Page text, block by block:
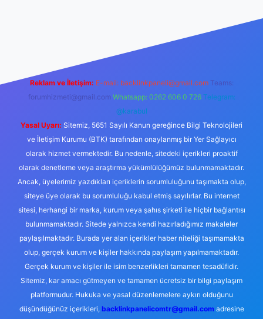
Reklam ve İletişim: E-mail: backlinkpaneli@gmail.com Teams:
forumhizmeti@gmail.com Whatsapp: 0262 606 0 726 Telegram:
@karabul
Yasal Uyarı: Sitemiz, 5651 Sayılı Kanun gereğince Bilgi Teknolojileri
ve İletişim Kurumu (BTK) tarafından onaylanmış bir Yer Sağlayıcı
olarak hizmet vermektedir. Bu nedenle, sitedeki içerikleri proaktif
olarak denetleme veya araştırma yükümlülüğümüz bulunmamaktadır.
Ancak, üyelerimiz yazdıkları içeriklerin sorumluluğunu taşımakta olup,
siteye üye olarak bu sorumluluğu kabul etmiş sayılırlar. Bu internet
sitesi, herhangi bir marka, kurum veya şahıs şirketi ile hiçbir bağlantısı
bulunmamaktadır. Sitede yalnızca kendi hazırladığımız makaleler
paylaşılmaktadır. Burada yer alan içerikler haber niteliği taşımamakta
olup, gerçek kurum ve kişiler hakkında paylaşım yapılmamaktadır.
Gerçek kurum ve kişiler ile isim benzerlikleri tamamen tesadüfidir.
Sitemiz, kar amacı gütmeyen ve tamamen ücretsiz bir bilgi paylaşım
platformudur. Hukuka ve yasal düzenlemelere aykırı olduğunu
düşündüğünüz içerikleri, backlinkpanelicomtr@gmail.comadresine